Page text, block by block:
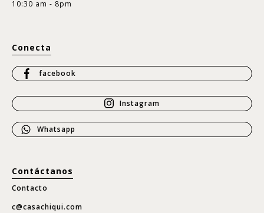
10:30 am - 8pm
Conecta
facebook
Instagram
Whatsapp
Contáctanos
Contacto
c@casachiqui.com